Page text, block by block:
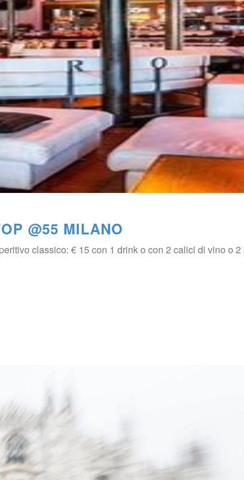
@55 MILANO
classico: € 15 con 1 drink o con 2 calici di vino o